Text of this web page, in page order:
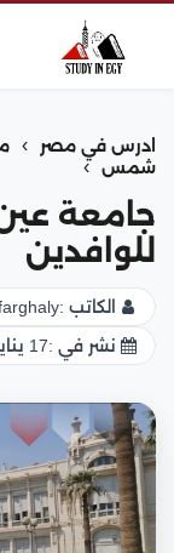
ادرس في مصر ›
شمس
›
جامعة
للوافدين
الكاتب :
نشر في :17 يناير 2026